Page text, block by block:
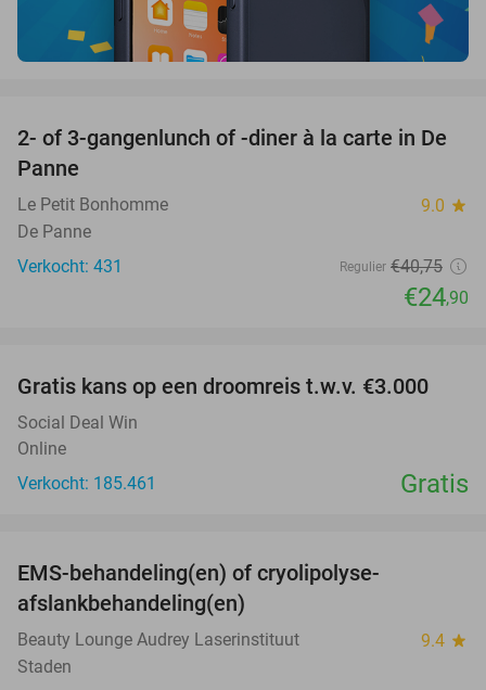
39%
2- of 3-gangenlunch of -diner à la carte in De
Panne
Le Petit Bonhomme 9.0 star
De Panne
Verkocht: 431
Regulier €40,75
€24,90
Gratis kans op een droomreis t.w.v. €3.000
Social Deal Win
Online
Verkocht: 185.461
Gratis
EMS-behandeling(en) of cryolipolyse-
afslankbehandeling(en)
Beauty Lounge Audrey Laserinstituut 9.4 star
Staden